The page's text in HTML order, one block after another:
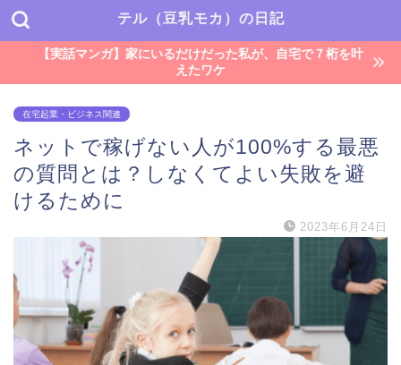
テル（豆乳モカ）の日記
【実話マンガ】家にいるだけだった私が、自宅で７桁を叶
えたワケ
在宅起業・ビジネス関連
ネットで稼げない人が100%する最悪
の質問とは？しなくてよい失敗を避
けるために
2023年6月24日